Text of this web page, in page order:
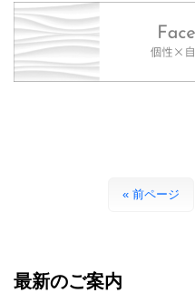
« 前ページ
最新のご案内